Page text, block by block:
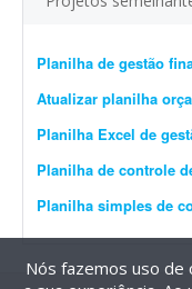
Planilha de controle
Planilha simples de
Nós fazemos uso de